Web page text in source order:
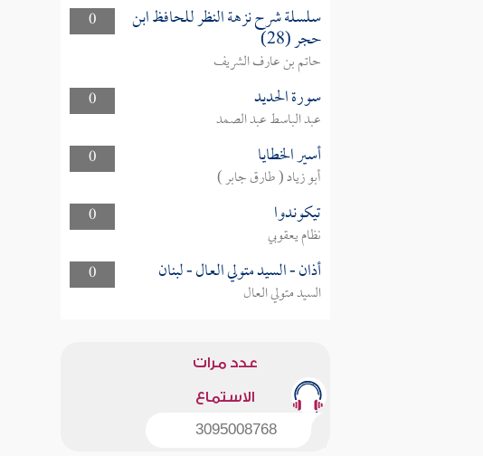
0
سلسلة شرح نزهة النظر للحافظ ابن
حجر (28)
حاتم بن عارف الشريف
0
سورة الحديد
عبد الباسط عبد الصمد
0
أسير الخطايا
أبو زياد ( طارق جابر )
0
تيكوندوا
نظام يعقوبي
0
أذان - السيد متولي العال - لبنان
السيد متولي العال
عدد مرات
الاستماع
3095008768